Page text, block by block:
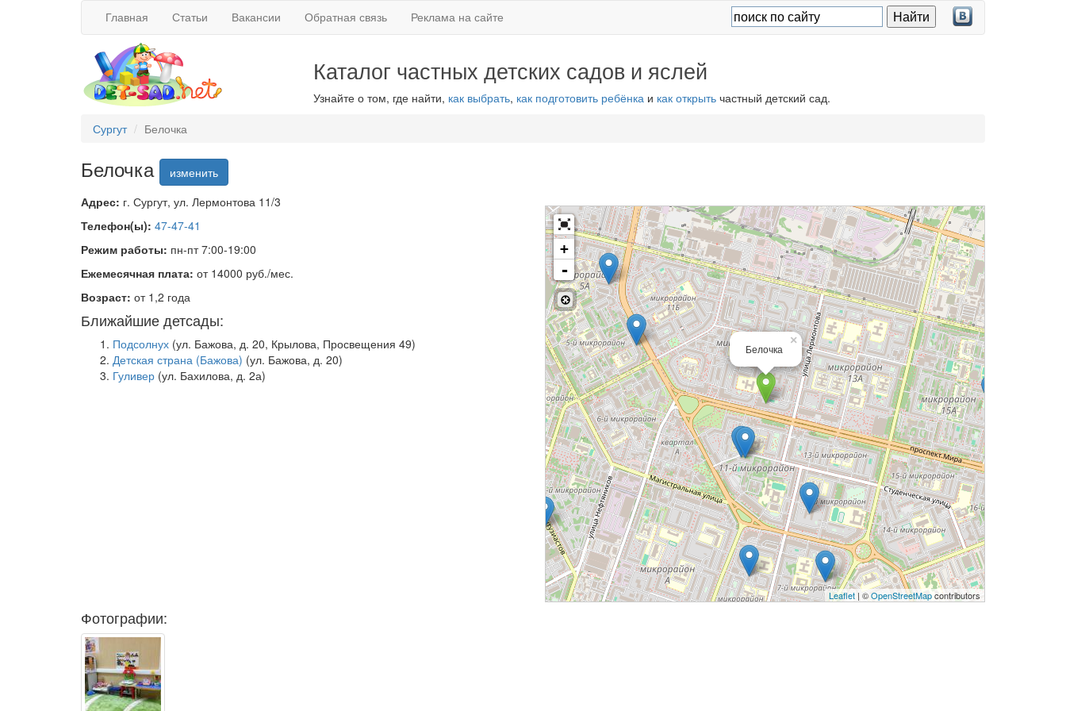
Главная Статьи Вакансии Обратная связь Реклама на сайте
Каталог частных детских садов и яслей
Узнайте о том, где найти, как выбрать, как подготовить ребёнкаи как открытьчастный детский сад.
Сургут
Белочка
Белочка
изменить
Адрес: г. Сургут, ул. Лермонтова 11/3
Телефон(ы): 47-47-41
Режим работы: пн-пт 7:00-19:00
Ежемесячная плата: от 14000 руб./мес.
Возраст: от 1,2 года
Ближайшие детсады:
Подсолнух (ул. Бажова, д. 20, Крылова, Просвещения 49)
Детская страна (Бажова) (ул. Бажова, д. 20)
Гуливер (ул. Бахилова, д. 2а)
×
Белочка
+
-
Leaflet | ©OpenStreetMapcontributors
Фотографии: